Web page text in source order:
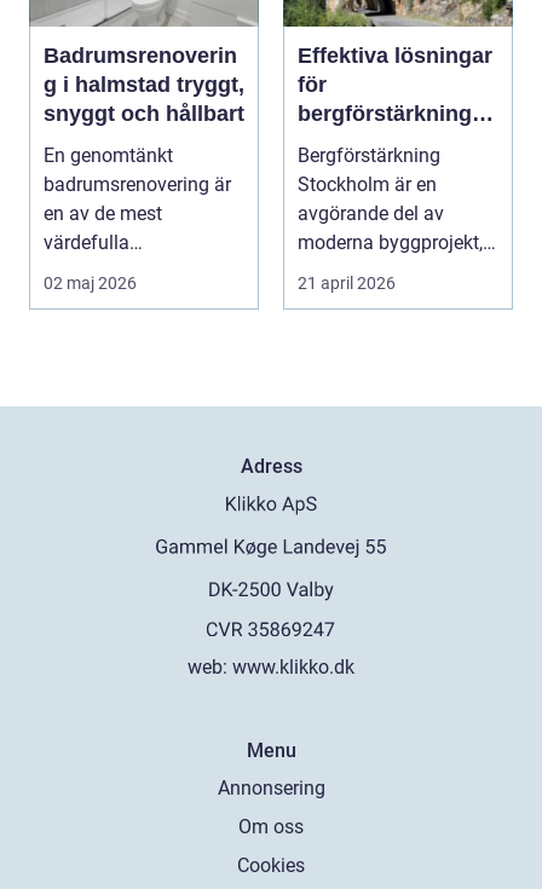
Badrumsrenoverin
g i halmstad tryggt,
snyggt och hållbart
En genomtänkt
badrumsrenovering är
en av de mest
värdefulla
investeringarna i en
bostad. För många h...
02 maj 2026
Effektiva lösningar
för
bergförstärkning i
Stockholm
Bergförstärkning
Stockholm är en
avgörande del av
moderna byggprojekt,
särs...
21 april 2026
Adress
web: www.klikko.dk
Menu
Annonsering
Om oss
Cookies